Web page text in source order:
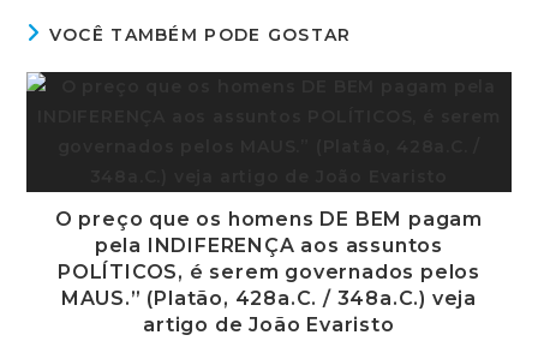
VOCÊ TAMBÉM PODE GOSTAR
O preço que os homens DE BEM pagam
pela INDIFERENÇA aos assuntos
POLÍTICOS, é serem governados pelos
MAUS.” (Platão, 428a.C. / 348a.C.) veja
artigo de João Evaristo